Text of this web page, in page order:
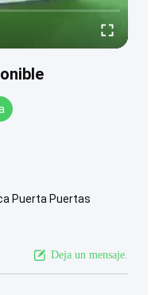
Puerta Puertas
Deja un mensaje.